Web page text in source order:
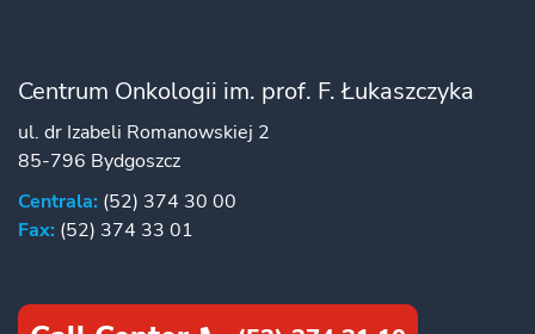
Centrum Onkologii im. prof. F. Łukaszczyka
ul. dr Izabeli Romanowskiej 2
85-796 Bydgoszcz
Centrala: (52) 374 30 00
Fax: (52) 374 33 01